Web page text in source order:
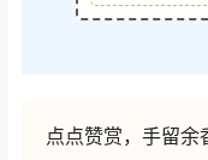
点点赞赏，手留余